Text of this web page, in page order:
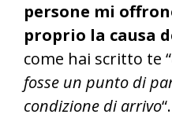
persone mi
proprio la causa
come hai scritto te “
fosse un punto di
condizione di arrivo“.